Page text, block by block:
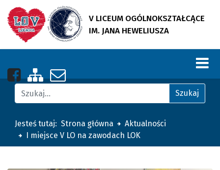
V LICEUM OGÓLNOKSZTAŁCĄCE
IM. JANA HEWELIUSZA
Nasza strona na Facebooku
Zobacz mapę strony
Napisz do nas
Jesteś tutaj: Strona główna
Aktualności
I miejsce V LO na zawodach LOK
Znajdź na stronie Szukaj